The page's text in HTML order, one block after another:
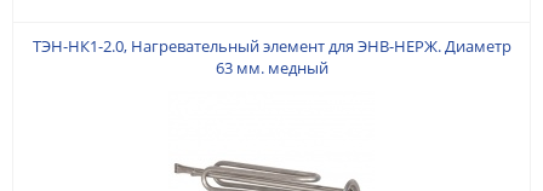
ТЭН-НК1-2.0, Нагревательный элемент для ЭНВ-НЕРЖ. Диаметр
63 мм. медный